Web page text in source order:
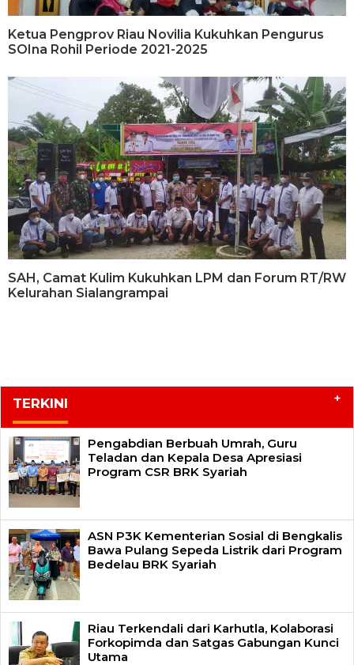
Ketua Pengprov Riau Novilia Kukuhkan Pengurus
SOIna Rohil Periode 2021-2025
SAH, Camat Kulim Kukuhkan LPM dan Forum RT/RW
Kelurahan Sialangrampai
TERKINI +
Pengabdian Berbuah Umrah, Guru
Teladan dan Kepala Desa Apresiasi
Program CSR BRK Syariah
ASN P3K Kementerian Sosial di Bengkalis
Bawa Pulang Sepeda Listrik dari Program
Bedelau BRK Syariah
Riau Terkendali dari Karhutla, Kolaborasi
Forkopimda dan Satgas Gabungan Kunci
Utama